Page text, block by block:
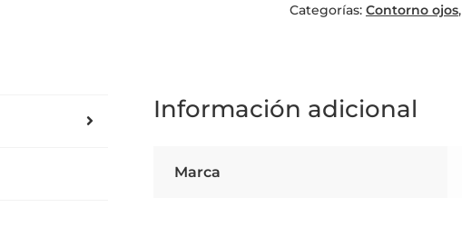
Categorías: Contorno ojos,
Información adicional
Marca